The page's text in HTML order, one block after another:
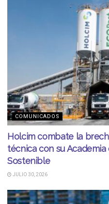
COMUNICADOS
Holcim combate la
técnica con su
Sostenible
JULIO 30, 2026